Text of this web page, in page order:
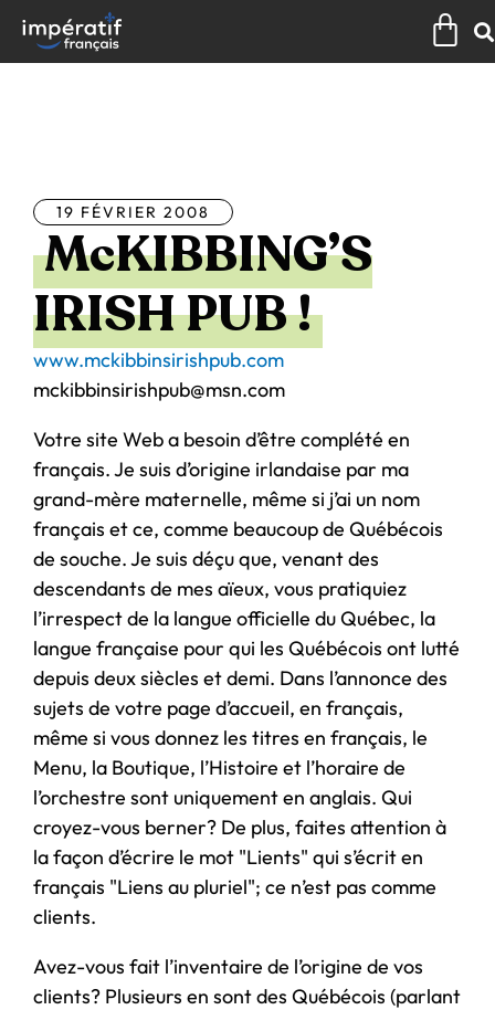
contenu
19 FÉVRIER 2008
McKIBBING’S
IRISH PUB !
www.mckibbinsirishpub.com
mckibbinsirishpub@msn.com
Votre site Web a besoin d’être complété en
français. Je suis d’origine irlandaise par ma
grand-mère maternelle, même si j’ai un nom
français et ce, comme beaucoup de Québécois
de souche. Je suis déçu que, venant des
descendants de mes aïeux, vous pratiquiez
l’irrespect de la langue officielle du Québec, la
langue française pour qui les Québécois ont lutté
depuis deux siècles et demi. Dans l’annonce des
sujets de votre page d’accueil, en français,
même si vous donnez les titres en français, le
Menu, la Boutique, l’Histoire et l’horaire de
l’orchestre sont uniquement en anglais. Qui
croyez-vous berner? De plus, faites attention à
la façon d’écrire le mot "Lients" qui s’écrit en
français "Liens au pluriel"; ce n’est pas comme
clients.
Avez-vous fait l’inventaire de l’origine de vos
clients? Plusieurs en sont des Québécois (parlant